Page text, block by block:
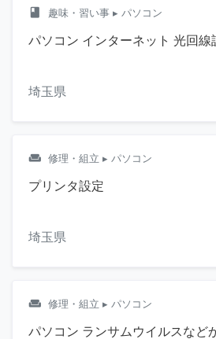
class 趣味・習い事 ▸ パソコン
パソコン インターネット 光回線
埼玉県
weekend 修理・組立 ▸ パソコン
プリンタ設定
埼玉県
weekend 修理・組立 ▸ パソコン
パソコン ランサムウイルスなど